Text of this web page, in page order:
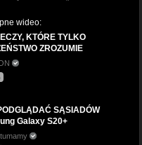
wideo:
KTÓRE TYLKO
ZROZUMIE
SĄSIADÓW
Galaxy S20+